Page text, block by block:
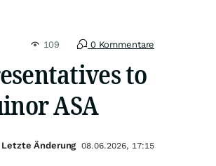
109 0 Kommentare
to
ASA
Letzte Änderung 08.06.2026, 17:15